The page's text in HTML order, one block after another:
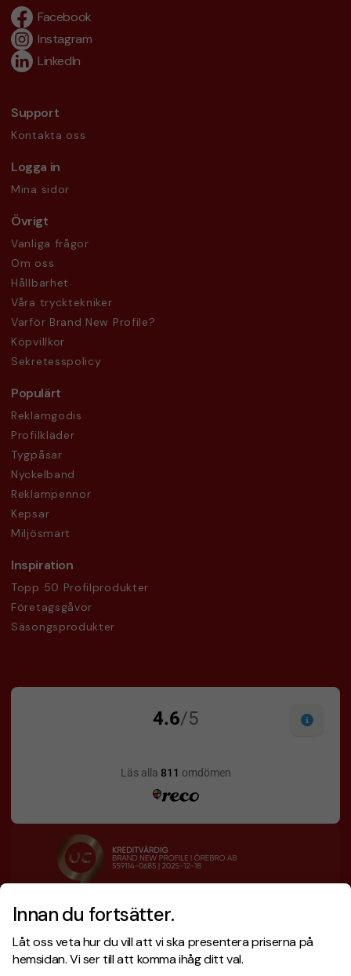
Innan du fortsätter.
Låt oss veta hur du vill att vi ska presentera priserna på
hemsidan. Vi ser till att komma ihåg ditt val.
Facebook
Instagram
LinkedIn
Support
Kontakta oss
Logga in
Mina sidor
Övrigt
Vanliga frågor
Om oss
Hållbarhet
Våra trycktekniker
Varför Brand New Profile?
Köpvillkor
Sekretesspolicy
Populärt
Reklamgodis
Profilkläder
Tygpåsar
Nyckelband
Reklampennor
Kepsar
Miljösmart
Inspiration
Topp 50 Profilprodukter
Företagsgåvor
Säsongsprodukter
Designskiss inom 1 h
Fri offert
Snabb leverans